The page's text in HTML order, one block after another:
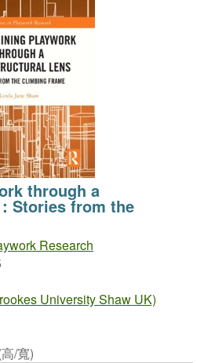
through a
Stories from the
Research
University Shaw UK)
/寬)